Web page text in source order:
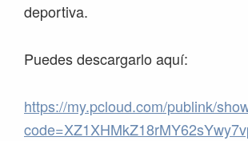
deportiva.
Puedes descargarlo aquí:
https://my.pcloud.com/publink/